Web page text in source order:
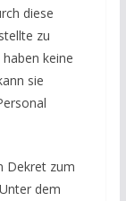
diese
zu
keine
sie
Dekret zum
dem